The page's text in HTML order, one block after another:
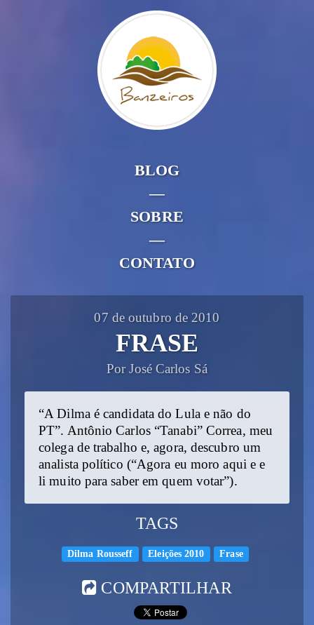
BLOG
—
SOBRE
—
CONTATO
07 de outubro de 2010
FRASE
Por José Carlos Sá
“A Dilma é candidata do Lula e não do
PT”. Antônio Carlos “Tanabi” Correa, meu
colega de trabalho e, agora, descubro um
analista político (“Agora eu moro aqui e e
li muito para saber em quem votar”).
TAGS
Dilma Rousseff Eleições 2010 Frase
COMPARTILHAR